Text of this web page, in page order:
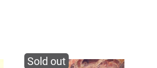
Sold out